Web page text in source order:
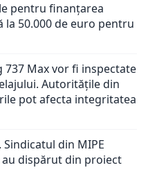
pentru finanțarea
50.000 de euro pentru
737 Max vor fi inspectate
Autoritățile din
pot afecta integritatea
din MIPE
dispărut din proiect